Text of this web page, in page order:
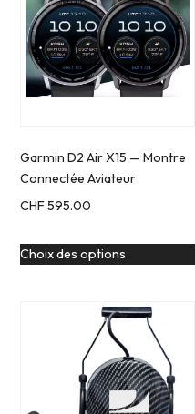
Garmin D2 Air X15 — Montre
Connectée Aviateur
CHF595.00
Choix des options